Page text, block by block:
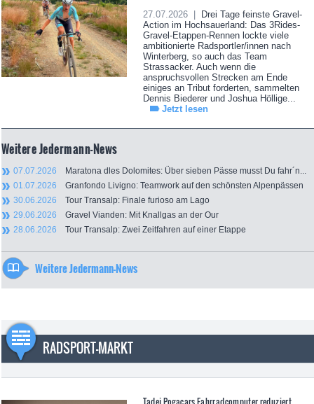
27.07.2026 |
Drei Tage feinste Gravel-
Action im Hochsauerland: Das 3Rides-
Gravel-Etappen-Rennen lockte viele
ambitionierte Radsportler/innen nach
Winterberg, so auch das Team
Strassacker. Auch wenn die
anspruchsvollen Strecken am Ende
einiges an Tribut forderten, sammelten
Dennis Biederer und Joshua Höllige...
Jetzt lesen
Weitere Jedermann-News
07.07.2026 Maratona dles Dolomites: Über sieben Pässe musst Du fahr´n...
01.07.2026 Granfondo Livigno: Teamwork auf den schönsten Alpenpässen
30.06.2026 Tour Transalp: Finale furioso am Lago
29.06.2026 Gravel Vianden: Mit Knallgas an der Our
28.06.2026 Tour Transalp: Zwei Zeitfahren auf einer Etappe
Weitere Jedermann-News
RADSPORT-MARKT
Tadej Pogacars Fahrradcomputer reduziert